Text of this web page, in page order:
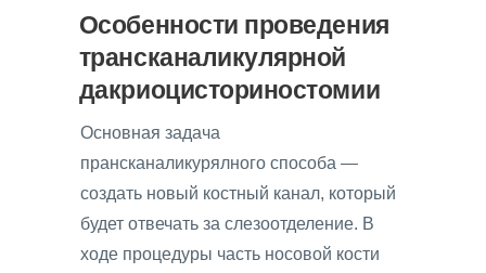
Особенности проведения
трансканаликулярной
дакриоцисториностомии
Основная задача
прансканаликурялного способа —
создать новый костный канал, который
будет отвечать за слезоотделение. В
ходе процедуры часть носовой кости